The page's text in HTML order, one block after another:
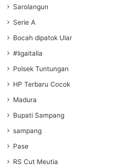
Sarolangun
Serie A
Bocah dipatok Ular
#ligaitalia
Polsek Tuntungan
HP Terbaru Cocok
Madura
Bupati Sampang
sampang
Pase
RS Cut Meutia